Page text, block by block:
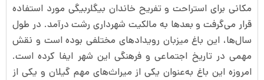
مکانی برای استراحت و تفریح خاندان بیگلربیگی مورد استفاده
قرار می‌گرفت و بعدها به مالکیت شهرداری رشت درآمد. در طول
سال‌ها، این باغ میزبان رویدادهای مختلفی بوده است و نقش
مهمی در تاریخ اجتماعی و فرهنگی این شهر ایفا کرده است.
امروزه این باغ به‌عنوان یکی از میراث‌های مهم گیلان و یکی از